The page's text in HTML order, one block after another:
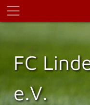
FC
e.V.